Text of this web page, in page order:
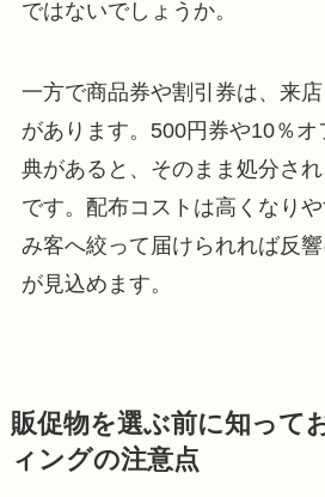
ではないでしょうか。
一方で商品券や割引券は、来
があります。500円券や10％
典があると、そのまま処分さ
です。配布コストは高くなり
み客へ絞って届けられれば反
が見込めます。
販促物を選ぶ前に知って
ィングの注意点